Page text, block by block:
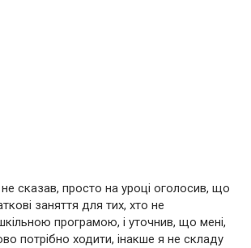
не сказав, просто на уроці оголосив, що
заняття для тих, хто не
програмою, і уточнив, що мені,
потрібно ходити, інакше я не складу